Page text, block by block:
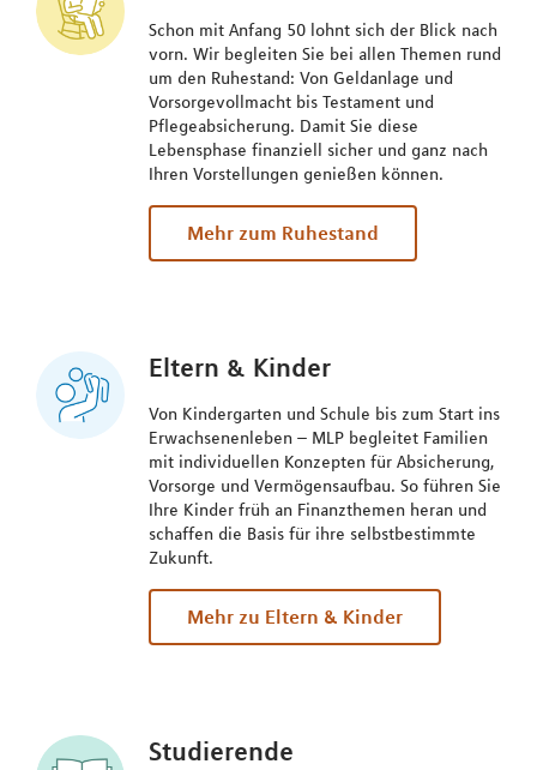
Schon mit Anfang 50 lohnt sich der Blick nach
vorn. Wir begleiten Sie bei allen Themen rund
um den Ruhestand: Von Geldanlage und
Vorsorgevollmacht bis Testament und
Pflegeabsicherung. Damit Sie diese
Lebensphase finanziell sicher und ganz nach
Ihren Vorstellungen genießen können.
Mehr zum Ruhestand
Eltern & Kinder
Von Kindergarten und Schule bis zum Start ins
Erwachsenenleben – MLP begleitet Familien
mit individuellen Konzepten für Absicherung,
Vorsorge und Vermögensaufbau. So führen Sie
Ihre Kinder früh an Finanzthemen heran und
schaffen die Basis für ihre selbstbestimmte
Zukunft.
Mehr zu Eltern & Kinder
Studierende